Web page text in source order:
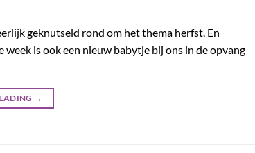
geknutseld rond om het thema herfst. En
is ook een nieuw babytje bij ons in de opvang
→